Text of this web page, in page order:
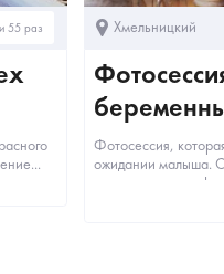
55 раз Хмельницкий
Фотосессия,
ожидании малыша.
стилизованными